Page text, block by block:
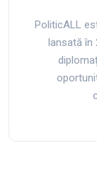
PoliticALL
lansată în